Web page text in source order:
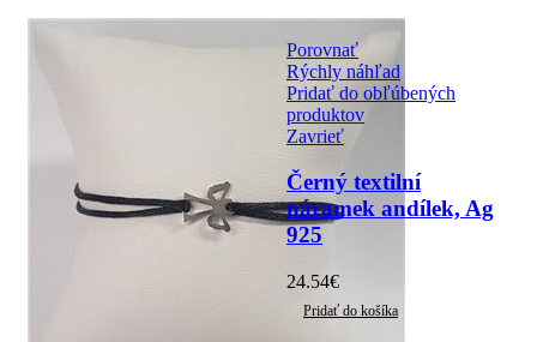
Porovnať
Rýchly náhľad
Pridať do obľúbených
produktov
Zavrieť
Černý textilní
náramek andílek, Ag
925
24.54€
Pridať do košíka